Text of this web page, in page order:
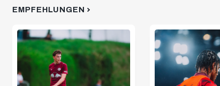
EMPFEHLUNGEN